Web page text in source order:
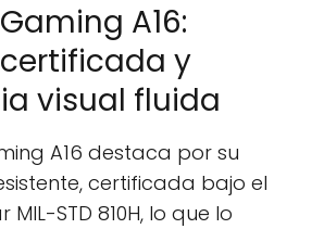
Gaming A16:
y
visual fluida
A16 destaca por su
certificada bajo el
STD 810H, lo que lo